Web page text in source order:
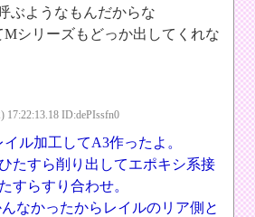
ぶようなもんだからな
シリーズもどっか出してくれな
17:22:13.18 ID:dePIssfn0
ル加工してA3作ったよ。
たすら削り出してエポキシ系接
すらすり合わせ。
なかったからレイルのリア側と